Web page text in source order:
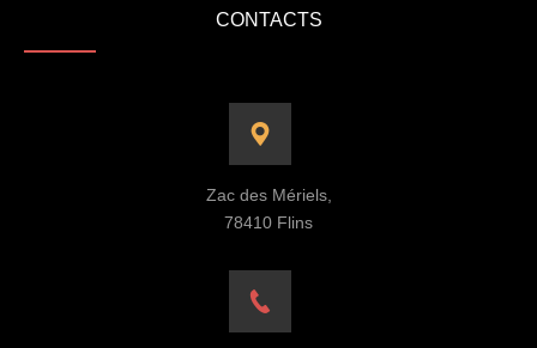
CONTACTS
Zac des Mériels,
78410 Flins